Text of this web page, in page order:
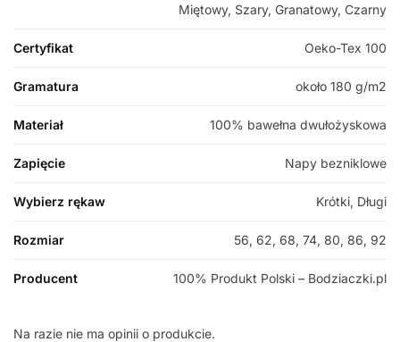
Miętowy, Szary, Granatowy, Czarny
Certyfikat Oeko-Tex 100
Gramatura około 180 g/m2
Materiał 100% bawełna dwułożyskowa
Zapięcie Napy bezniklowe
Wybierz rękaw Krótki, Długi
Rozmiar 56, 62, 68, 74, 80, 86, 92
Producent 100% Produkt Polski – Bodziaczki.pl
Na razie nie ma opinii o produkcie.